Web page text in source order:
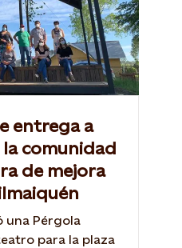
entrega a
comunidad
de mejora
una Pérgola
para la plaza